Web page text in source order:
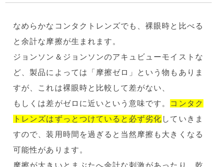
なめらかなコンタクトレンズでも、裸眼時と比べる
と余計な摩擦が生まれます。
ジョンソン＆ジョンソンのアキュビューモイストな
ど、製品によっては「摩擦ゼロ」という物もありま
すが、これは裸眼時と比較して差がない、
もしくは差がゼロに近いという意味です。 コンタク
トレンズはずっとつけていると必ず劣化 していきま
すので、装用時間を過ぎると当然摩擦も大きくなる
可能性があります。
摩擦が大きいとまぶたへ余計な刺激があったり、乾